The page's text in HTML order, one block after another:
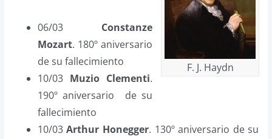
F. J. Haydn
06/03 Constanze
Mozart. 180º aniversario
de su fallecimiento
10/03 Muzio Clementi.
190º aniversario de su
fallecimiento
10/03Arthur Honegger. 130º aniversario de su